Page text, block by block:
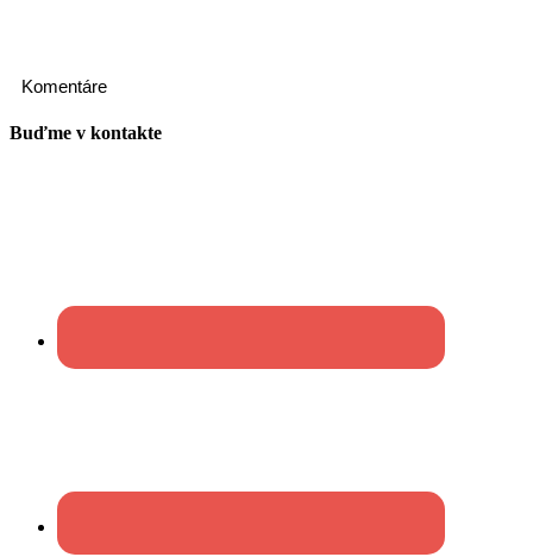
Komentáre
Buďme v kontakte